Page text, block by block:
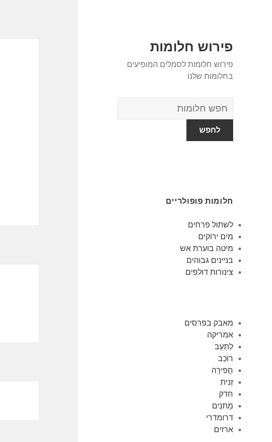
פירוש חלומות
פירוש חלומות לסמלים המופיעים
בחלומות שלנו
מילון
החלומות
חלומות פופולריים
לשתול פרחים
מים ירוקים
מיטה בוערת אש
בניינים גבוהים
צינורות דולפים
מאבק בפרסים
אמריקה
לְתַעֵב
רוֹכֵב
חֲפִירָה
זֵנִית
חדק
מָתנַיִם
דרומדרי
ארזים